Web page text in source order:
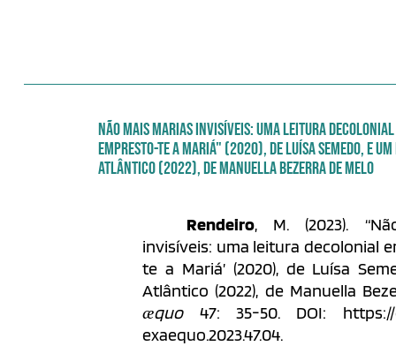
NÃO MAIS MARIAS INVISÍVEIS: UMA LEITURA
EMPRESTO-TE A MARIÁ" (2020), DE LUÍSA SEMEDO, E UM
ATLÂNTICO (2022), DE MANUELLA BEZERRA DE MELO
Rendeiro, M. (2023).
invisíveis: uma leitura decolonial
te a Mariá’ (2020), de Luísa
Atlântico (2022), de Manuella
ӕquo47: 35-50. DOI: https://
exaequo.2023.47.04.